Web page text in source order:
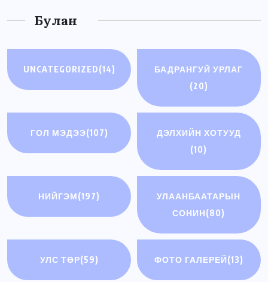
Булан
UNCATEGORIZED(14)
БАДРАНГУЙ УРЛАГ
(20)
ГОЛ МЭДЭЭ(107)
ДЭЛХИЙН ХОТУУД
(10)
НИЙГЭМ(197)
УЛААНБААТАРЫН
СОНИН(80)
УЛС ТӨР(59) ФОТО ГАЛЕРЕЙ(13)